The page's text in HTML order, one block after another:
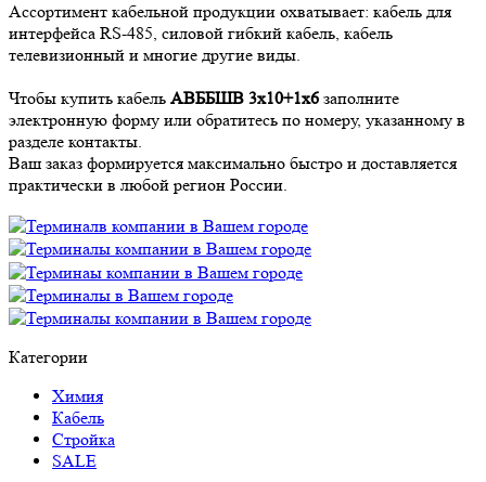
Ассортимент кабельной продукции охватывает: кабель для
интерфейса RS-485, силовой гибкий кабель, кабель
телевизионный и многие другие виды.
Чтобы купить кабель АВББШВ 3х10+1х6 заполните
электронную форму или обратитесь по номеру, указанному в
разделе контакты.
Ваш заказ формируется максимально быстро и доставляется
практически в любой регион России.
Категории
Химия
Кабель
Стройка
SALE